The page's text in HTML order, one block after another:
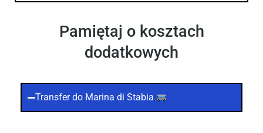
Pamiętaj o kosztach
dodatkowych
Transfer do Marina di Stabia